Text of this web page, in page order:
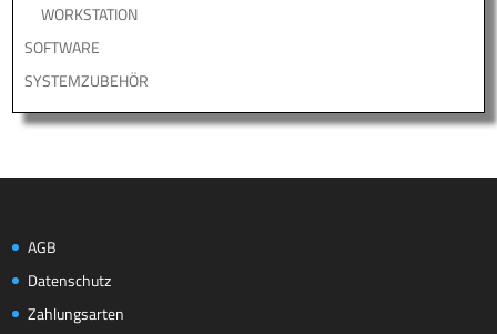
WORKSTATION
SOFTWARE
SYSTEMZUBEHÖR
AGB
Datenschutz
Zahlungsarten